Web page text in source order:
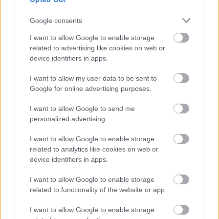
Google consents
I want to allow Google to enable storage
related to advertising like cookies on web or
device identifiers in apps.
I want to allow my user data to be sent to
Google for online advertising purposes.
I want to allow Google to send me
personalized advertising.
I want to allow Google to enable storage
related to analytics like cookies on web or
device identifiers in apps.
I want to allow Google to enable storage
related to functionality of the website or app.
I want to allow Google to enable storage
Amennyiben valóban csatlakozik majd a
mattighofeni gyári alakulathoz, annál minden
bizonnyal a Tech3-tól előlépő Maverick Viñales
párja lehet. Ezzel egyébként Márquez minden
bizonnyal az utolsó lehetőségét ragadja meg
arra, hogy újra gyári pilóta legyen, hiszen
áprilisban már 30 éves lesz. Az „újra” szó
használatát az indokolja, hogy 2020-ban a Honda
gyári istállójánál debütált a MotoGP-ben, de az
az együttműködés nem volt túl sikeres.